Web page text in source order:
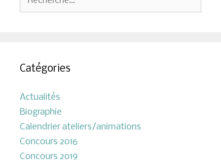
Catégories
Actualités
Biographie
Calendrier ateliers/animations
Concours 2016
Concours 2019